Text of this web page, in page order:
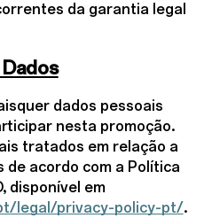
da garantia legal
dados pessoais
nesta promoção.
tratados em relação a
de acordo com a Política
disponível em
legal/privacy-policy-pt/.